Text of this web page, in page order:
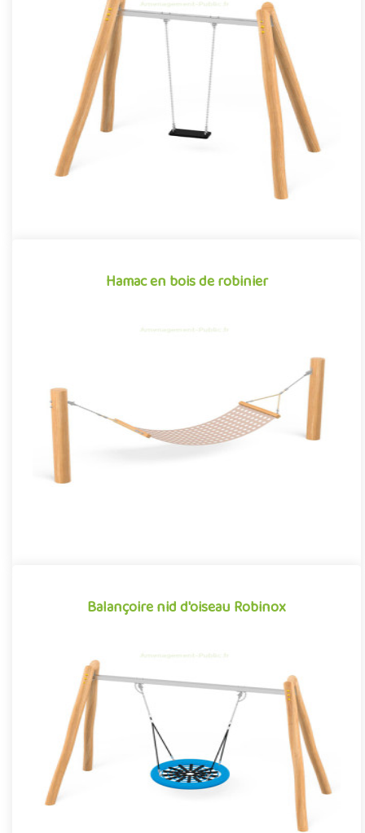
Balançoire Robinier 1 place
Équipement traditionnel des aménagements ludiques
extérieurs, la balançoire traverse les époques et les modes pour
s'imposer ..
Offre partenaire
Hamac en bois de robinier
Équipement pour aménagements extérieurs propice à la
détente et à la récupération, le hamac Robinox offre aux enfants
Offre partenaire
Balançoire nid d'oiseau Robinox
Balançoire nid d'oiseau Robinox
Équipement traditionnel des aménagements ludiques
extérieurs, la balançoire traverse les époques et les modes pour
s'imposer ..
Offre partenaire